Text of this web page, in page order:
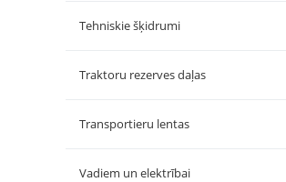
Tehniskie šķidrumi
Traktoru rezerves daļas
Transportieru lentas
Vadiem un elektrībai